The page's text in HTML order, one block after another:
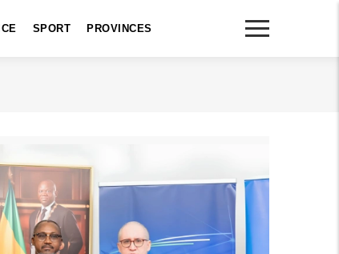
SPORT PROVINCES